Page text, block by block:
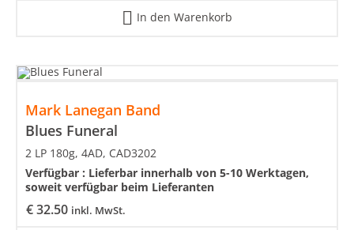
In den Warenkorb
Mark Lanegan Band
Blues Funeral
€32.50 inkl. MwSt.
2 LP 180g, 4AD, CAD3202
Verfügbar : Lieferbar innerhalb von 5-10 Werktagen,
soweit verfügbar beim Lieferanten